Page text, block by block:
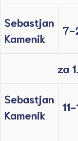
Sebastjan
Kamenik
7-
za
Sebastjan
Kamenik
11-